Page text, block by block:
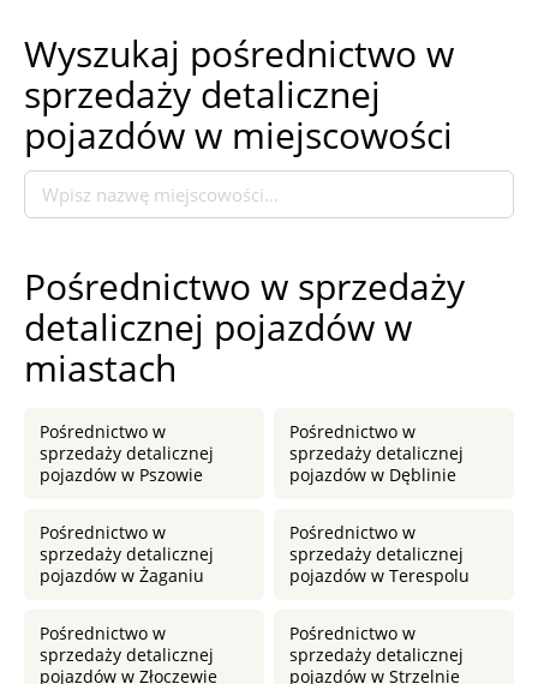
Wyszukaj pośrednictwo w
sprzedaży detalicznej
pojazdów w miejscowości
Pośrednictwo w sprzedaży
detalicznej pojazdów w
miastach
Pośrednictwo w
sprzedaży detalicznej
pojazdów w Pszowie
Pośrednictwo w
sprzedaży detalicznej
pojazdów w Dęblinie
Pośrednictwo w
sprzedaży detalicznej
pojazdów w Żaganiu
Pośrednictwo w
sprzedaży detalicznej
pojazdów w Terespolu
Pośrednictwo w
sprzedaży detalicznej
pojazdów w Złoczewie
Pośrednictwo w
sprzedaży detalicznej
pojazdów w Strzelnie